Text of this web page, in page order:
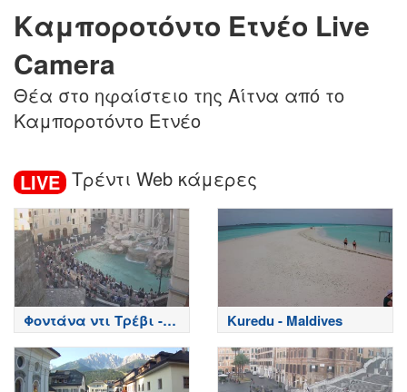
Καμποροτόντο Ετνέο Live
Camera
Θέα στο ηφαίστειο της Αίτνα από το
Καμποροτόντο Ετνέο
LIVE Τρέντι Web κάμερες
Φοντάνα ντι Τρέβι -
Ρώμη
Kuredu - Maldives